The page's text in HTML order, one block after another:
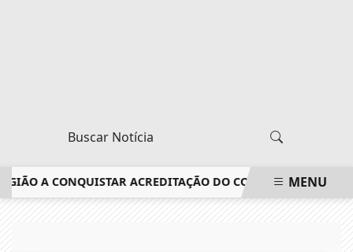
CONQUISTAR ACREDITAÇÃO DO CONSELHO FEDERAL DE
MENU